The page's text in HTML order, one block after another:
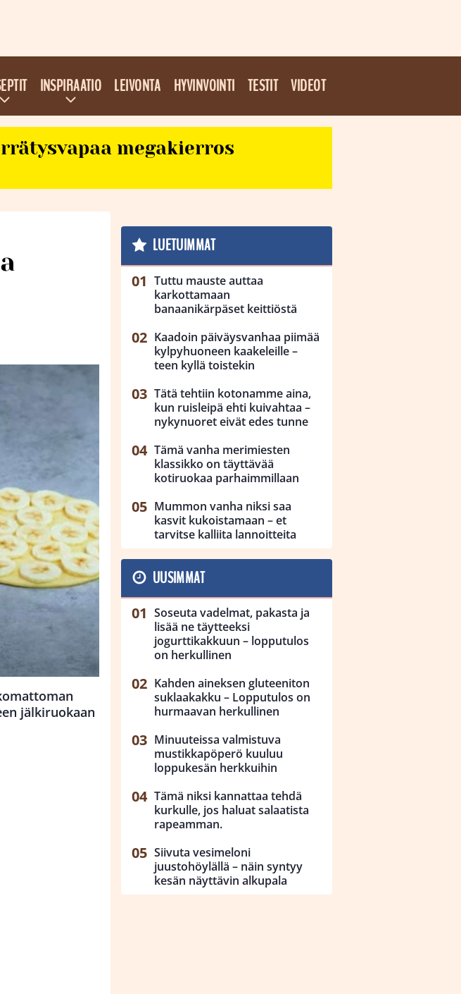
INSPIRAATIO LEIVONTA HYVINVOINTI TESTIT VIDEOT
megakierros
jälkiruokaan
LUETUIMMAT
Tuttu mauste auttaa
karkottamaan
banaanikärpäset keittiöstä
Kaadoin päiväysvanhaa piimää
kylpyhuoneen kaakeleille –
teen kyllä toistekin
Tätä tehtiin kotonamme aina,
kun ruisleipä ehti kuivahtaa –
nykynuoret eivät edes tunne
Tämä vanha merimiesten
klassikko on täyttävää
kotiruokaa parhaimmillaan
Mummon vanha niksi saa
kasvit kukoistamaan – et
tarvitse kalliita lannoitteita
UUSIMMAT
Soseuta vadelmat, pakasta ja
lisää ne täytteeksi
jogurttikakkuun – lopputulos
on herkullinen
Kahden aineksen gluteeniton
suklaakakku – Lopputulos on
hurmaavan herkullinen
Minuuteissa valmistuva
mustikkapöperö kuuluu
loppukesän herkkuihin
Tämä niksi kannattaa tehdä
kurkulle, jos haluat salaatista
rapeamman.
Siivuta vesimeloni
juustohöylällä – näin syntyy
kesän näyttävin alkupala